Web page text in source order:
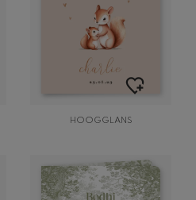
HOOGGLANS